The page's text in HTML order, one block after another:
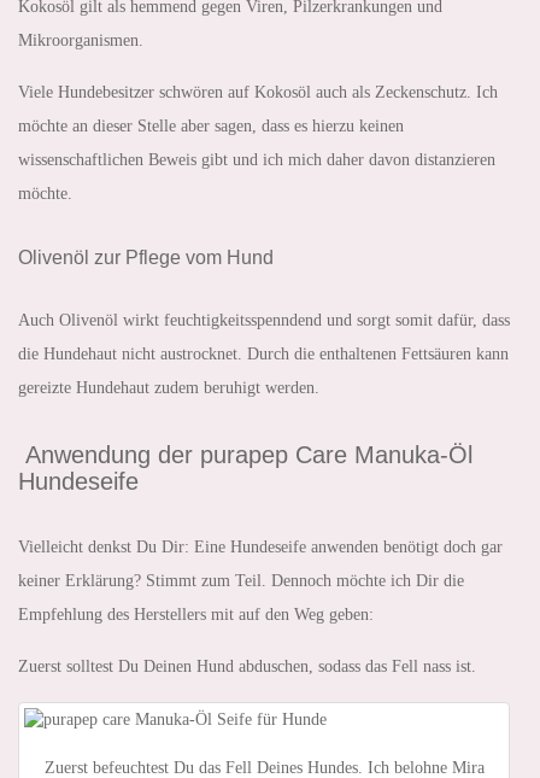
Kokosöl gilt als hemmend gegen Viren, Pilzerkrankungen und
Mikroorganismen.
Viele Hundebesitzer schwören auf Kokosöl auch als Zeckenschutz. Ich
möchte an dieser Stelle aber sagen, dass es hierzu keinen
wissenschaftlichen Beweis gibt und ich mich daher davon distanzieren
möchte.
Olivenöl zur Pflege vom Hund
Auch Olivenöl wirkt feuchtigkeitsspenndend und sorgt somit dafür, dass
die Hundehaut nicht austrocknet. Durch die enthaltenen Fettsäuren kann
gereizte Hundehaut zudem beruhigt werden.
Anwendung der purapep Care Manuka-Öl
Hundeseife
Vielleicht denkst Du Dir: Eine Hundeseife anwenden benötigt doch gar
keiner Erklärung? Stimmt zum Teil. Dennoch möchte ich Dir die
Empfehlung des Herstellers mit auf den Weg geben:
Zuerst solltest Du Deinen Hund abduschen, sodass das Fell nass ist.
Zuerst befeuchtest Du das Fell Deines Hundes. Ich belohne Mira